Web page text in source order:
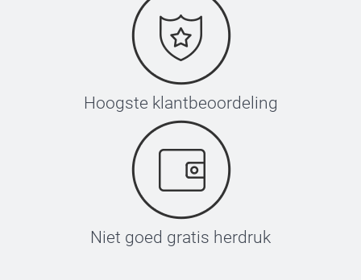
Hoogste klantbeoordeling
Niet goed gratis herdruk